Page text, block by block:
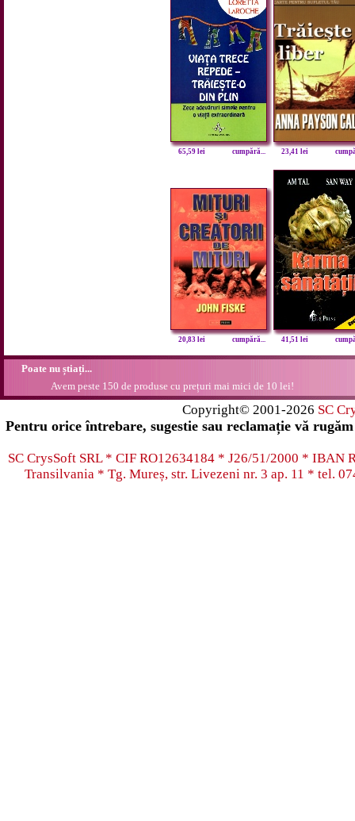
65,59 lei cumpără... 23,41 lei
20,83 lei cumpără... 41,51 lei
Poate nu știați...
Avem peste 150 de produse cu prețuri mai mici de 10 lei!
Copyright© 2001-2026 SC
Pentru orice întrebare, sugestie sau reclamație vă
SC CrysSoft SRL * CIF RO12634184 * J26/51/2000 * IBAN
Transilvania * Tg. Mureș, str. Livezeni nr. 3 ap. 11 * tel.